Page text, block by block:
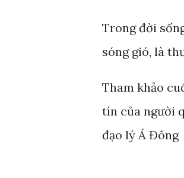
Trong đời
sóng gió, là
Tham khảo
tín của người
đạo lý Á Đông